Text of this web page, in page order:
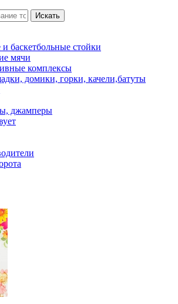
баскетбольные стойки
мячи
комплексы
домики, горки, качели,батуты
джамперы